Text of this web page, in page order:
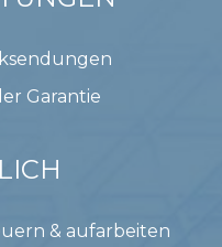
Garantie
& aufarbeiten